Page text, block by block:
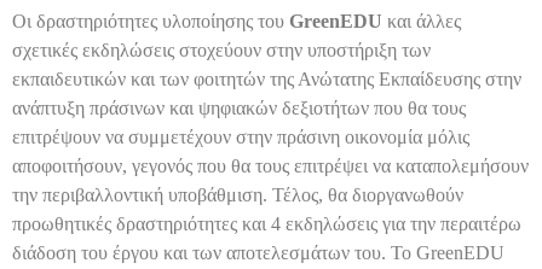
Οι δραστηριότητες υλοποίησης του GreenEDU και άλλες
σχετικές εκδηλώσεις στοχεύουν στην υποστήριξη των
εκπαιδευτικών και των φοιτητών της Ανώτατης Εκπαίδευσης στην
ανάπτυξη πράσινων και ψηφιακών δεξιοτήτων που θα τους
επιτρέψουν να συμμετέχουν στην πράσινη οικονομία μόλις
αποφοιτήσουν, γεγονός που θα τους επιτρέψει να καταπολεμήσουν
την περιβαλλοντική υποβάθμιση. Τέλος, θα διοργανωθούν
προωθητικές δραστηριότητες και 4 εκδηλώσεις για την περαιτέρω
διάδοση του έργου και των αποτελεσμάτων του. Το GreenEDU